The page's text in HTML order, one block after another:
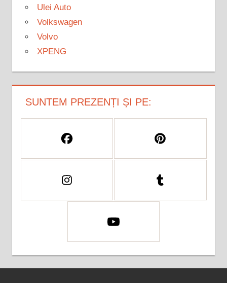
Ulei Auto
Volkswagen
Volvo
XPENG
SUNTEM PREZENȚI ȘI PE: